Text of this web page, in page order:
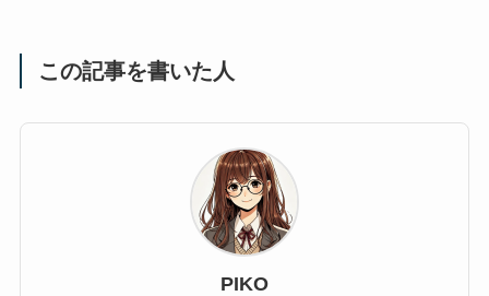
この記事を書いた人
PIKO